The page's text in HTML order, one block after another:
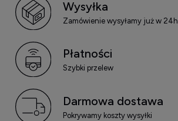
Wysyłka
Zamówienie wysyłamy już w 24h
Płatności
Szybki przelew
Darmowa dostawa
Pokrywamy koszty wysyłki